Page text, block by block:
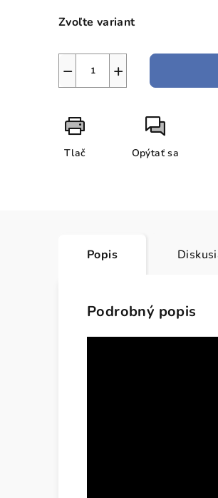
cena:
Zvoľte variant
+
−
Tlač Opýtať sa
Popis
Podrobný popis